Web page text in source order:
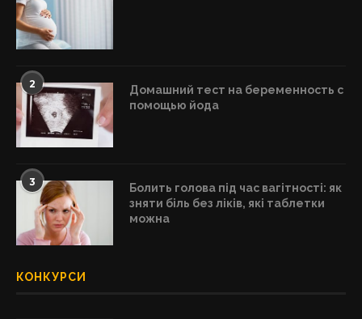
2
Домашний тест на беременность с
помощью йода
3
Болить голова під час вагітності: як
зняти біль без ліків, які таблетки
можна
КОНКУРСИ